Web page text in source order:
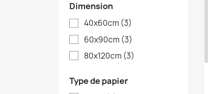
Dimension
40x60cm (3)
60x90cm (3)
80x120cm (3)
Type de papier